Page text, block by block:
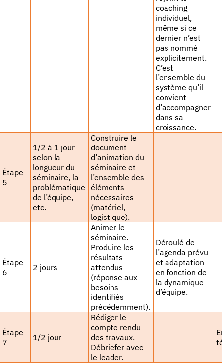
coaching
individuel,
même si ce
dernier n’est
pas nommé
explicitement.
C’est
l’ensemble du
système qu’il
convient
d’accompagner
dans sa
croissance.
Étape
5
1/2 à 1 jour
selon la
longueur du
séminaire, la
problématique
de l’équipe,
etc.
Construire le
document
d’animation du
séminaire et
l’ensemble des
éléments
nécessaires
(matériel,
logistique).
Étape
6
2 jours
Animer le
séminaire.
Produire les
résultats
attendus
(réponse aux
besoins
identifiés
précédemment).
Déroulé de
l’agenda prévu
et adaptation
en fonction de
la dynamique
d’équipe.
Étape
7
1/2 jour
Rédiger le
compte rendu
des travaux.
Débriefer avec
le leader.